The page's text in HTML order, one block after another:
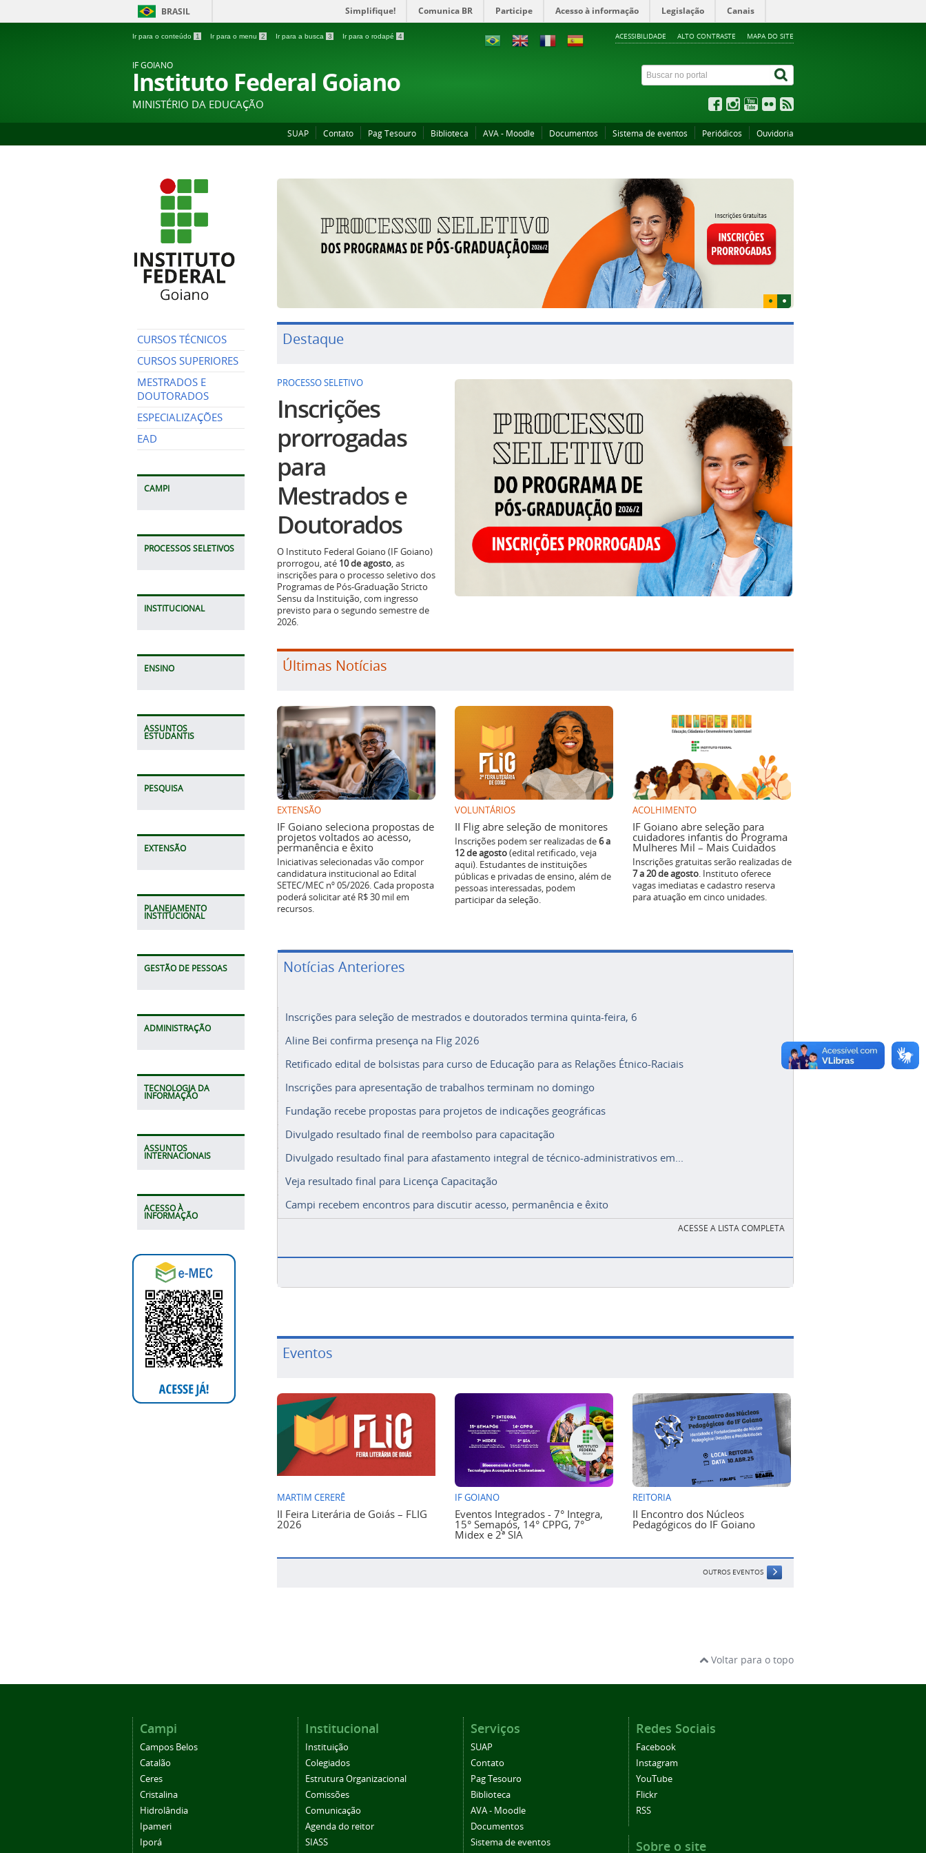
BRASIL Simplifique! Comunica BR Participe Acesso à informação Legislação Canais
Ir para o conteúdo 1 Ir para o menu 2 Ir para a busca 3 Ir para o rodapé 4 ACESSIBILIDADE ALTO CONTRASTE MAPA DO SITE
IF GOIANO
Instituto Federal Goiano
MINISTÉRIO DA EDUCAÇÃO
SUAP Contato Pag Tesouro Biblioteca AVA - Moodle Documentos Sistema de eventos Periódicos Ouvidoria
CURSOS TÉCNICOS
CURSOS SUPERIORES
MESTRADOS E
DOUTORADOS
ESPECIALIZAÇÕES
EAD
CAMPI
PROCESSOS SELETIVOS
INSTITUCIONAL
ENSINO
ASSUNTOS
ESTUDANTIS
PESQUISA
EXTENSÃO
PLANEJAMENTO
INSTITUCIONAL
GESTÃO DE PESSOAS
ADMINISTRAÇÃO
TECNOLOGIA DA
INFORMAÇÃO
ASSUNTOS
INTERNACIONAIS
ACESSO À
INFORMAÇÃO
Destaque
PROCESSO SELETIVO
Inscrições
prorrogadas
para
Mestrados e
Doutorados
O Instituto Federal Goiano (IF Goiano)
prorrogou, até 10 de agosto, as
inscrições para o processo seletivo dos
Programas de Pós-Graduação Stricto
Sensu da Instituição, com ingresso
previsto para o segundo semestre de
2026.
Últimas Notícias
EXTENSÃO
IF Goiano seleciona propostas de
projetos voltados ao acesso,
permanência e êxito
Iniciativas selecionadas vão compor
candidatura institucional ao Edital
SETEC/MEC nº 05/2026. Cada proposta
poderá solicitar até R$ 30 mil em
recursos.
VOLUNTÁRIOS
II Flig abre seleção de monitores
Inscrições podem ser realizadas de6 a
12 de agosto(edital retificado, veja
aqui). Estudantes de instituições
públicas e privadas de ensino, além de
pessoas interessadas, podem
participar da seleção.
ACOLHIMENTO
IF Goiano abre seleção para
cuidadores infantis do Programa
Mulheres Mil – Mais Cuidados
Inscrições gratuitas serão realizadas de
7 a 20 de agosto. Instituto oferece
vagas imediatas e cadastro reserva
para atuação em cinco unidades.
Notícias Anteriores
Inscrições para seleção de mestrados e doutorados termina quinta-feira, 6
Aline Bei confirma presença na Flig 2026
Retificado edital de bolsistas para curso de Educação para as Relações Étnico-Raciais
Inscrições para apresentação de trabalhos terminam no domingo
Fundação recebe propostas para projetos de indicações geográficas
Divulgado resultado final de reembolso para capacitação
Divulgado resultado final para afastamento integral de técnico-administrativos em...
Veja resultado final para Licença Capacitação
Campi recebem encontros para discutir acesso, permanência e êxito
ACESSE A LISTA COMPLETA
Eventos
MARTIM CERERÊ
II Feira Literária de Goiás – FLIG
2026
IF GOIANO
Eventos Integrados - 7° Integra,
15° Semapós, 14° CPPG, 7°
Midex e 2ª SIA
REITORIA
II Encontro dos Núcleos
Pedagógicos do IF Goiano
OUTROS EVENTOS
Voltar para o topo
Campi
Campos Belos
Catalão
Ceres
Cristalina
Hidrolândia
Ipameri
Iporá
Institucional
Instituição
Colegiados
Estrutura Organizacional
Comissões
Comunicação
Agenda do reitor
SIASS
Serviços
SUAP
Contato
Pag Tesouro
Biblioteca
AVA - Moodle
Documentos
Sistema de eventos
Redes Sociais
Facebook
Instagram
YouTube
Flickr
RSS
Sobre o site